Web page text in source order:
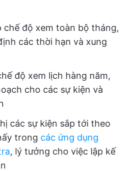
chế độ xem toàn bộ tháng,
các thời hạn và xung
độ xem lịch hàng năm,
cho các sự kiện và
các sự kiện sắp tới theo
trong các ứng dụng
, lý tưởng cho việc lập kế